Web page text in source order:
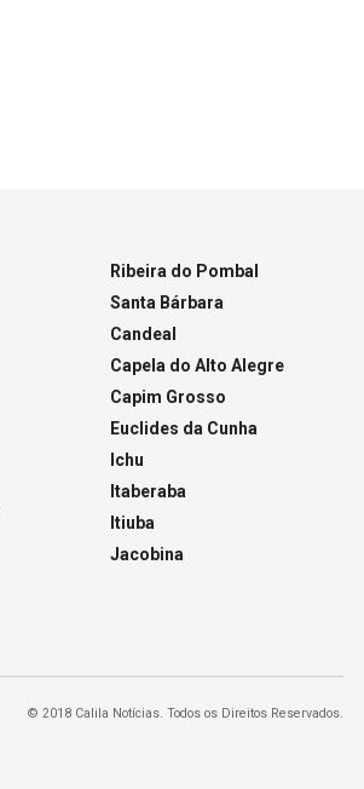
Ribeira do Pombal
Santa Bárbara
Candeal
Capela do Alto Alegre
Capim Grosso
Euclides da Cunha
Ichu
Itaberaba
Itiuba
Jacobina
© 2018 Calila Notícias. Todos os Direitos Reservados.